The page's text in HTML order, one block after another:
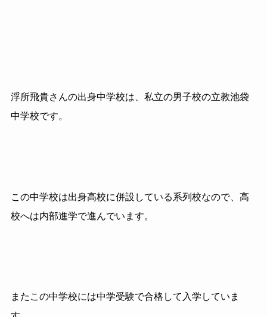
浮所飛貴さんの出身中学校は、私立の男子校の立教池袋
中学校です。
この中学校は出身高校に併設している系列校なので、高
校へは内部進学で進んでいます。
またこの中学校には中学受験で合格して入学していま